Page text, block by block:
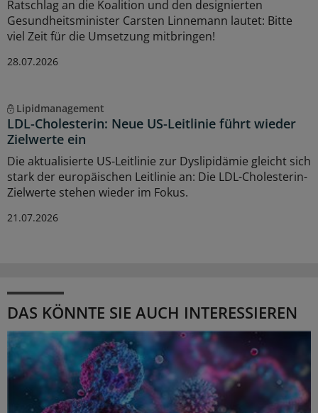
Ratschlag an die Koalition und den designierten
Gesundheitsminister Carsten Linnemann lautet: Bitte
viel Zeit für die Umsetzung mitbringen!
28.07.2026
Lipidmanagement
LDL-Cholesterin: Neue US-Leitlinie führt wieder
Zielwerte ein
Die aktualisierte US-Leitlinie zur Dyslipidämie gleicht sich
stark der europäischen Leitlinie an: Die LDL-Cholesterin-
Zielwerte stehen wieder im Fokus.
21.07.2026
DAS KÖNNTE SIE AUCH INTERESSIEREN